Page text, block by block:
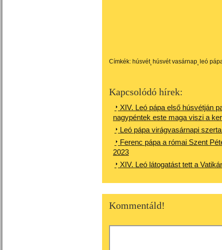
Címkék: húsvét húsvét vasárnap leó
Kapcsolódó hírek:
XIV. Leó pápa első húsvétján
nagypéntek este maga viszi a
Leó pápa virágvasárnapi
Ferenc pápa a római Szent
2023
XIV. Leó látogatást tett a
Kommentáld!